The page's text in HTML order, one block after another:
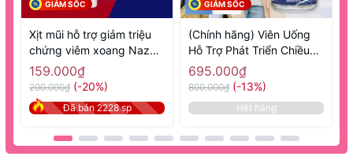
GIẢM SỐC
Xịt mũi hỗ trợ giảm triệu
chứng viêm xoang Nazal
Sato 30ml- Hàng Nhật nội
địa
159.000₫
200.000₫ (-20%)
Đã bán 2228 sp
GIẢM SỐC
(Chính hãng) Viên Uống
Hỗ Trợ Phát Triển Chiều
Cao 270 Viên GH Creation
EX+ - Hàng Nhật nội địa
695.000₫
800.000₫ (-13%)
Hết hàng